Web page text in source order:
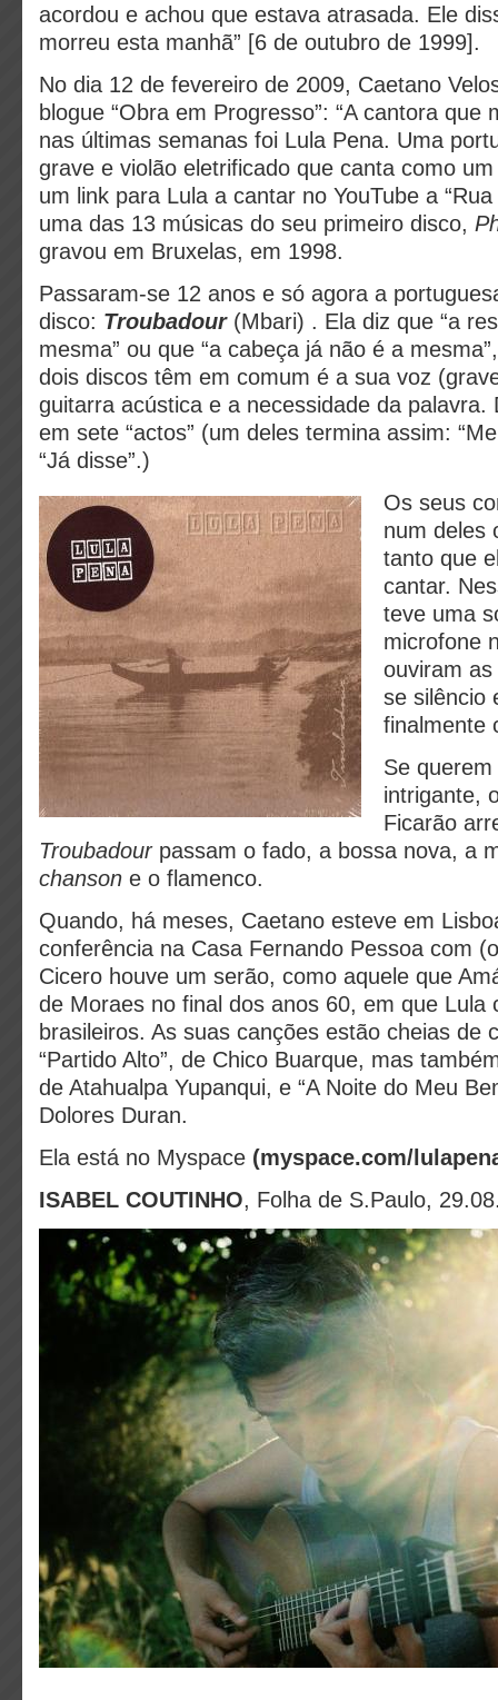
acordou e achou que estava atrasada. Ele
morreu esta manhã” [6 de outubro de 1999].
No dia 12 de fevereiro de 2009, Caetano
blogue “Obra em Progresso”: “A cantora que
nas últimas semanas foi Lula Pena. Uma
grave e violão eletrificado que canta como
um link para Lula a cantar no YouTube a
uma das 13 músicas do seu primeiro disco,
gravou em Bruxelas, em 1998.
Passaram-se 12 anos e só agora a
disco: Troubadour (Mbari) . Ela diz que “a
mesma” ou que “a cabeça já não é a
dois discos têm em comum é a sua voz
guitarra acústica e a necessidade da palavra.
em sete “actos” (um deles termina assim:
“Já disse”.)
Os seus
num deles
tanto que
cantar.
teve uma
microfone
ouviram
se silêncio
finalmente
Se
intrigante,
Ficarão
Troubadour passam o fado, a bossa nova, a
chanson e o flamenco.
Quando, há meses, Caetano esteve em
conferência na Casa Fernando Pessoa com
Cicero houve um serão, como aquele que
de Moraes no final dos anos 60, em que Lula
brasileiros. As suas canções estão cheias de
“Partido Alto”, de Chico Buarque, mas
de Atahualpa Yupanqui, e “A Noite do Meu
Dolores Duran.
Ela está no Myspace (myspace.com/
ISABEL COUTINHO, Folha de S.Paulo,